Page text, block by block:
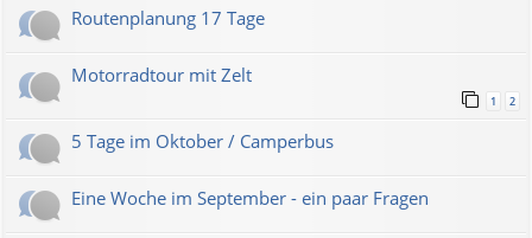
Routenplanung 17 Tage
Motorradtour mit Zelt
1 2
5 Tage im Oktober / Camperbus
Eine Woche im September - ein paar Fragen